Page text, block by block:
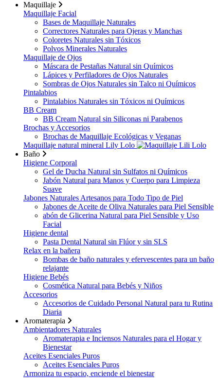
Maquillaje
Maquillaje Facial
Bases de Maquillaje Naturales
Correctores Naturales para Ojeras y Manchas
Coloretes Naturales sin Tóxicos
Polvos Minerales Naturales
Maquillaje de Ojos
Máscara de Pestañas Natural sin Químicos
Lápices y Perfiladores de Ojos Naturales
Sombras de Ojos Naturales sin Talco ni Químicos
Pintalabios
Pintalabios Naturales sin Tóxicos ni Químicos
BB Cream
BB Cream Natural sin Siliconas ni Parabenos
Brochas y Accesorios
Brochas de Maquillaje Ecológicas y Veganas
Maquillaje natural mineral Lily Lolo
Baño
Higiene Corporal
Gel de Ducha Natural sin Sulfatos ni Químicos
Jabón Natural para Manos y Cuerpo para Limpieza
Suave
Jabones Naturales Artesanos para Todo Tipo de Piel
Jabones de Aceite de Oliva Naturales para Piel Sensible
abón de Glicerina Natural para Piel Sensible y Uso
Facial
Higiene dental
Pasta Dental Natural sin Flúor y sin SLS
Relax en la bañera
Bombas de baño naturales y efervescentes para un baño
relajante
Higiene Bebés
Cosmética Natural para Bebés y Niños
Accesorios
Accesorios de Cuidado Personal Natural para tu Rutina
Diaria
Aromaterapia
Ambientadores Naturales
Aromaterapia e Inciensos Naturales para el Hogar y
Bienestar
Aceites Esenciales Puros
Aceites Esenciales Puros
Armoniza tu espacio, enciende el bienestar